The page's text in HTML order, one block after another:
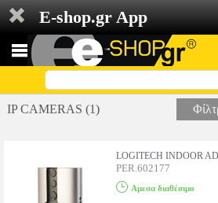
E-shop.gr App
IP CAMERAS (1)
LOGITECH INDOOR
PER.602177
Αμεσα διαθέσιμο